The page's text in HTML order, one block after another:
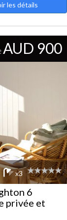
les détails
AUD 900
x3
6
privée et